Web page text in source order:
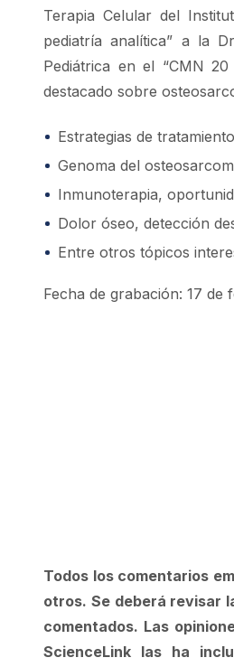
Terapia Celular del
pediatría analítica” a la
Pediátrica en el “CMN
destacado sobre
Estrategias de
Genoma del
Inmunoterapia,
Dolor óseo, detección
Entre otros tópicos
Fecha de grabación: 17 de
Todos los comentarios
otros. Se deberá revisar
comentados. Las
ScienceLink las ha